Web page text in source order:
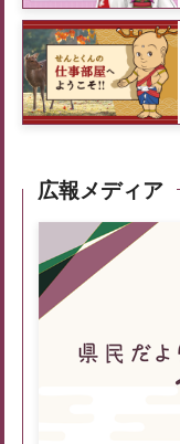
広報メディア